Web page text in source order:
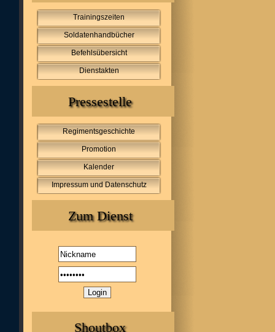
Trainingszeiten
Soldatenhandbücher
Befehlsübersicht
Dienstakten
Pressestelle
Regimentsgeschichte
Promotion
Kalender
Impressum und Datenschutz
Zum Dienst
Shoutbox